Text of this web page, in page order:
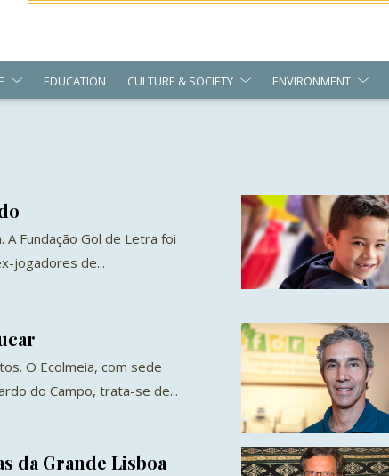
EDUCATION CULTURE & SOCIETY ENVIRONMENT
A Fundação Gol de Letra foi
jogadores de...
O Ecolmeia, com sede
do Campo, trata-se de...
da Grande Lisboa